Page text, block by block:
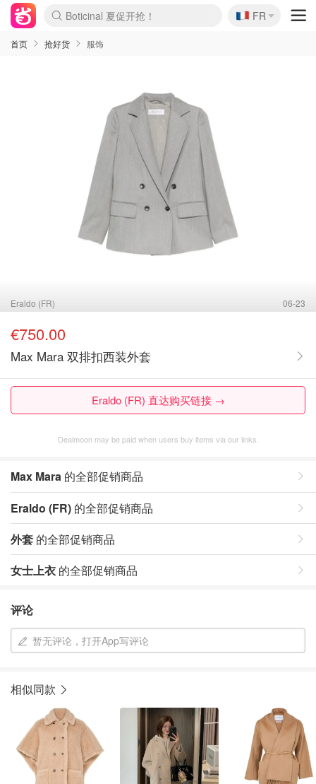
Boticinal 夏促开抢！
4折！lulu周四疯狂上新
还没结束！&OtherStories大促
Joybuy变相75折 随时失效
速领！Stanley独家85折
疑似霸哥！Camper额外叠85折
Zalando 奥莱闪促！每日更新
Moncler反季囤！5折起+叠9折
Coach Brooklyn仅€192
🇫🇷
FR
首页 抢好货 服饰
Eraldo (FR) 06-23
€750.00
Max Mara 双排扣西装外套
Eraldo (FR) 直达购买链接 →
Dealmoon may be paid when users buy items via our links.
Max Mara 的全部促销商品
Eraldo (FR) 的全部促销商品
外套 的全部促销商品
女士上衣 的全部促销商品
评论
暂无评论，打开App写评论
相似同款